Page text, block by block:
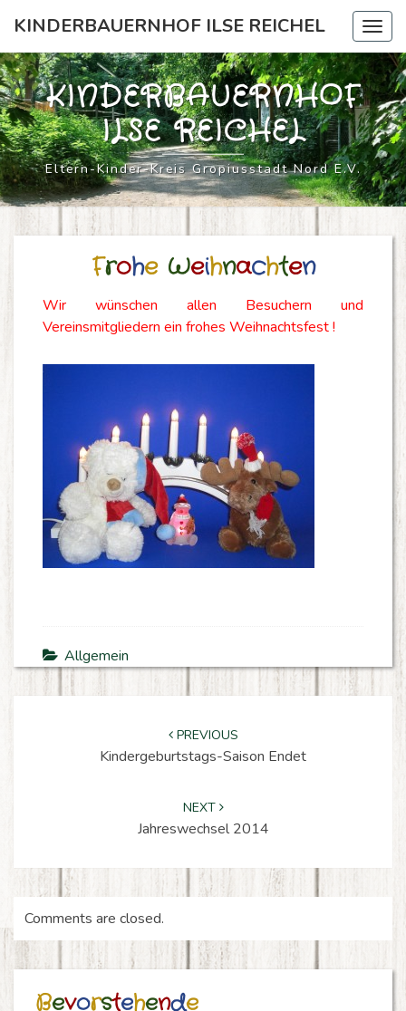
content
KINDERBAUERNHOF ILSE REICHEL
KINDERBAUERNHOF
ILSE REICHEL
Eltern-Kinder-Kreis Gropiusstadt Nord E.V.
WEIHNACHTEN
Frohe Weihnachten
Wir wünschen allen Besuchern und
Vereinsmitgliedern ein frohes Weihnachtsfest !
Allgemein
PREVIOUS
Kindergeburtstags-Saison Endet
NEXT
Jahreswechsel 2014
Comments are closed.
Bevorstehende